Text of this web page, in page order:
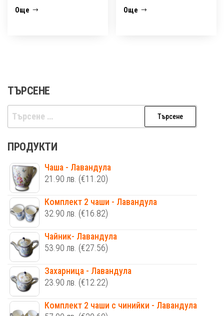
Още Още
ТЪРСЕНЕ
Търсене
за:
ПРОДУКТИ
Чаша - Лавандула
21.90 лв. (€11.20)
Комплект 2 чаши - Лавандула
32.90 лв. (€16.82)
Чайник- Лавандула
53.90 лв. (€27.56)
Захарница - Лавандула
23.90 лв. (€12.22)
Комплект 2 чаши с чинийки - Лавандула